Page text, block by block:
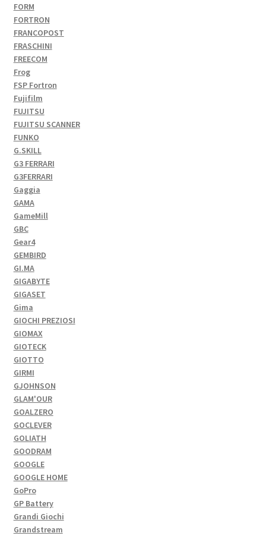
FORM
FORTRON
FRANCOPOST
FRASCHINI
FREECOM
Frog
FSP Fortron
Fujifilm
FUJITSU
FUJITSU SCANNER
FUNKO
G.SKILL
G3 FERRARI
G3FERRARI
Gaggia
GAMA
GameMill
GBC
Gear4
GEMBIRD
GI.MA
GIGABYTE
GIGASET
Gima
GIOCHI PREZIOSI
GIOMAX
GIOTECK
GIOTTO
GIRMI
GJOHNSON
GLAM'OUR
GOALZERO
GOCLEVER
GOLIATH
GOODRAM
GOOGLE
GOOGLE HOME
GoPro
GP Battery
Grandi Giochi
Grandstream